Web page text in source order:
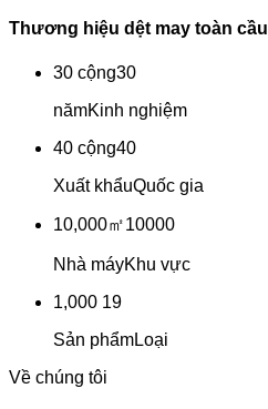
Thương hiệu dệt may toàn cầu
30 cộng30
nămKinh nghiệm
40 cộng40
Xuất khẩuQuốc gia
10,000㎡10000
Nhà máyKhu vực
1,000 19
Sản phẩmLoại
Về chúng tôi